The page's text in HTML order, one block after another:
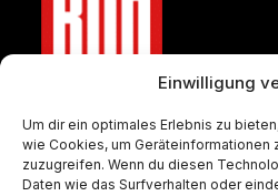
Einwilligung
Um dir ein optimales Erlebnis zu
wie Cookies, um Geräteinformationen
zuzugreifen. Wenn du diesen
Daten wie das Surfverhalten oder